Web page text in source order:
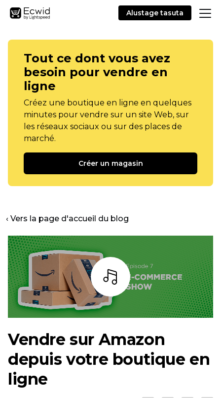
Alustage tasuta
Tout ce dont vous avez
besoin pour vendre en
ligne
Créez une boutique en ligne en quelques
minutes pour vendre sur un site Web, sur
les réseaux sociaux ou sur des places de
marché.
Créer un magasin
‹ Vers la page d'accueil du blog
Écoutez
Vendre sur Amazon
depuis votre boutique en
ligne